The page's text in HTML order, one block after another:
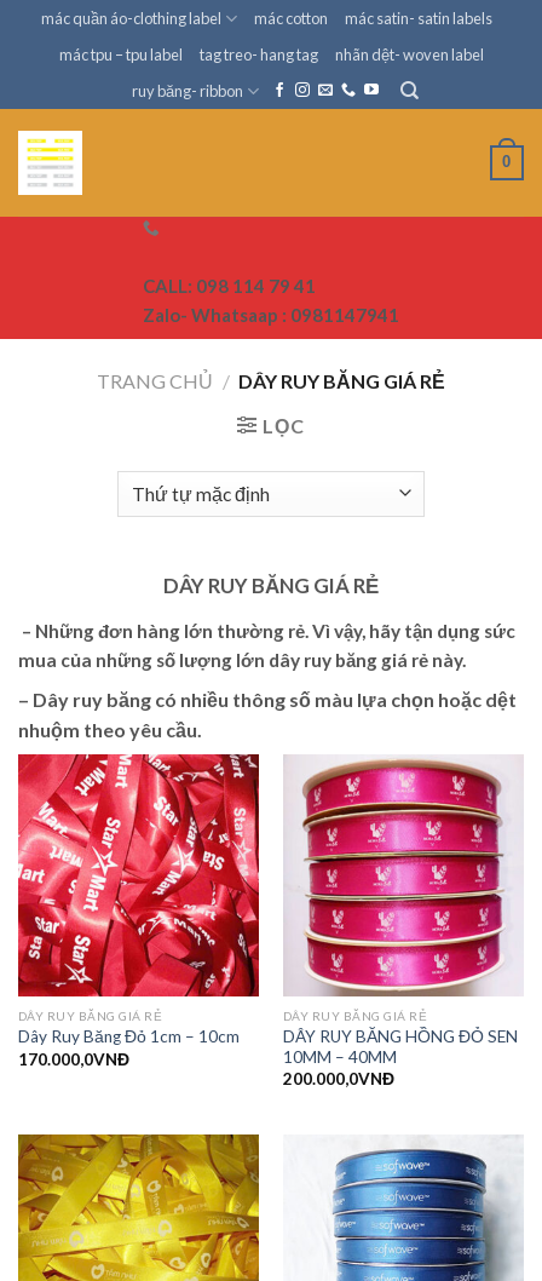
mác quần áo-clothing label mác cotton
mác satin- satin labels
mác tpu – tpu label
tag treo- hang tag
nhãn dệt- woven label
ruy băng- ribbon
0
CALL: 098 114 79 41
Zalo- Whatsaap : 0981147941
TRANG CHỦ / DÂY RUY BĂNG GIÁ RẺ
LỌC
DÂY RUY BĂNG GIÁ RẺ
– Những đơn hàng lớn thường rẻ. Vì vậy, hãy tận dụng sức
mua của những số lượng lớn dây ruy băng giá rẻ này.
– Dây ruy băng có nhiều thông số màu lựa chọn hoặc dệt
nhuộm theo yêu cầu.
DÂY RUY BĂNG GIÁ RẺ
Dây Ruy Băng Đỏ 1cm – 10cm
170.000,0VNĐ
DÂY RUY BĂNG GIÁ RẺ
DÂY RUY BĂNG HỒNG ĐỎ SEN
10MM – 40MM
200.000,0VNĐ